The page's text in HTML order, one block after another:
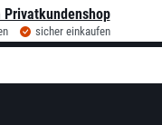
Privatkundenshop
sicher einkaufen